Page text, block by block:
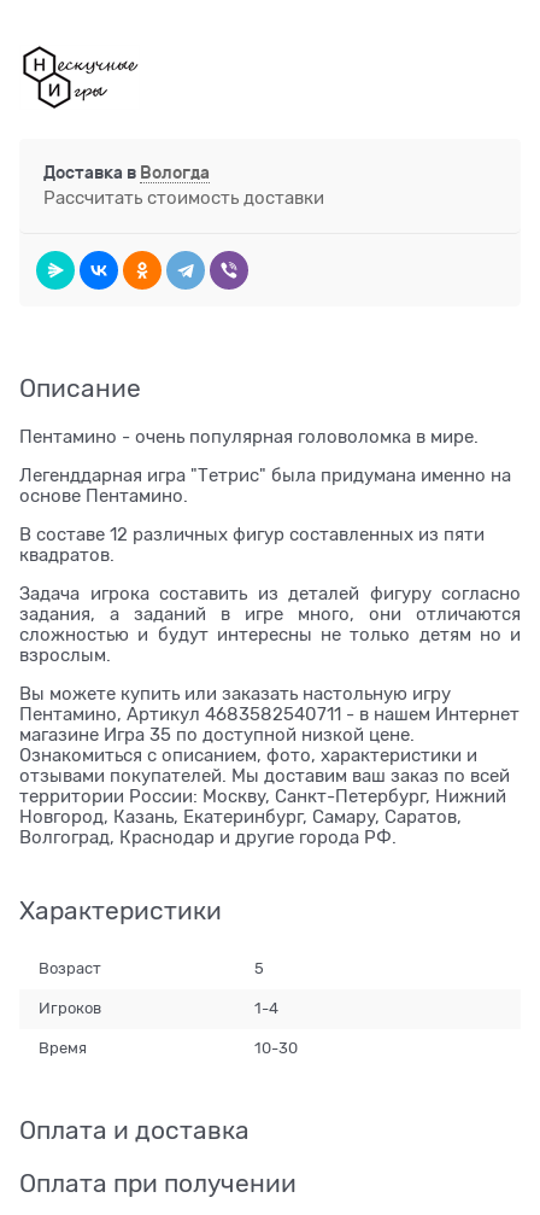
Доставка в Вологда
Рассчитать стоимость доставки
Описание
Пентамино - очень популярная головоломка в мире.
Легенддарная игра "Тетрис" была придумана именно на
основе Пентамино.
В составе 12 различных фигур составленных из пяти
квадратов.
Задача игрока составить из деталей фигуру согласно
задания, а заданий в игре много, они отличаются
сложностью и будут интересны не только детям но и
взрослым.
Вы можете купить или заказать настольную игру
Пентамино, Артикул 4683582540711 - в нашем Интернет
магазине Игра 35 по доступной низкой цене.
Ознакомиться с описанием, фото, характеристики и
отзывами покупателей. Мы доставим ваш заказ по всей
территории России: Москву, Санкт-Петербург, Нижний
Новгород, Казань, Екатеринбург, Самару, Саратов,
Волгоград, Краснодар и другие города РФ.
Характеристики
Возраст 5
Игроков 1-4
Время 10-30
Оплата и доставка
Оплата при получении